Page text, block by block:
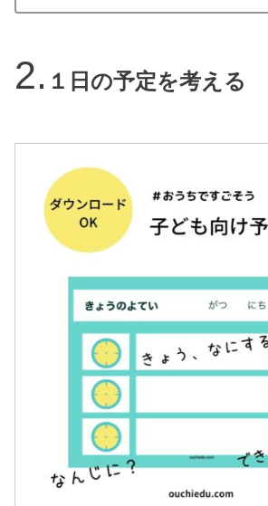
１日の予定を考える